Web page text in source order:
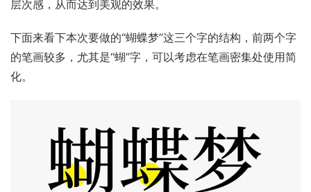
层次感，从而达到美观的效果。
下面来看下本次要做的“蝴蝶梦”这三个字的结构，前两个字
的笔画较多，尤其是“蝴”字，可以考虑在笔画密集处使用简
化。